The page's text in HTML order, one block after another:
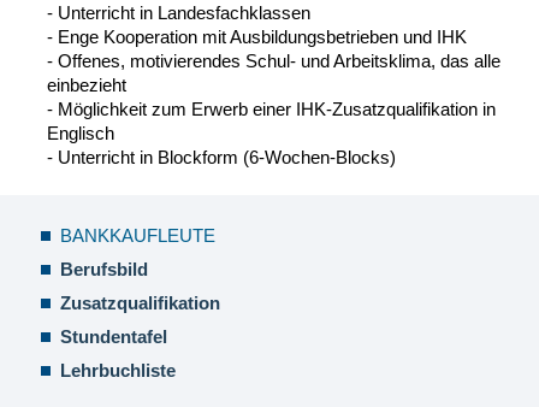
- Unterricht in Landesfachklassen
- Enge Kooperation mit Ausbildungsbetrieben und IHK
- Offenes, motivierendes Schul- und Arbeitsklima, das alle
einbezieht
- Möglichkeit zum Erwerb einer IHK-Zusatzqualifikation in
Englisch
- Unterricht in Blockform (6-Wochen-Blocks)
BANKKAUFLEUTE
Berufsbild
Zusatzqualifikation
Stundentafel
Lehrbuchliste